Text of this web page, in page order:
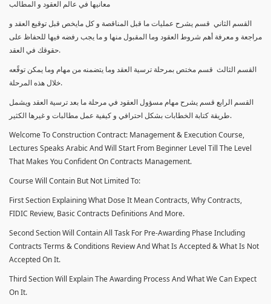
معانيها في عالم العقود و المطالب
القسم الثاني قسم يشرح عمليات ما قبل المناقصة و كل مايخص قبل توقيع العقد و
مراجعة و معرفة أهم شروط العقود وما المقبول منها و ما يجب رفضه فيها للحفاظ على
حقوقك في العقد.
القسم الثالث قسم مختص بمرحلة ترسية العقد وما يتضمنه من مهام وما يمكن توقًعه
خلال هذه المرحلة.
القسم الرابع قسم يشرح مهام مسؤول العقود في مرحلة ما بعد ترسية العقد ويشمل
طريقة كتابة الخطابات بشكل احترافي و كيفية عمل مطالبات و غيرها الكثير.
Welcome To Construction Contract: Management & Execution Course,
Lectures Speaks Arabic And Will Start From Beginner Level Till The Level
That Makes You Confident On Contracts Management.
Course Will Contain But Not Limited To:
First Section Explaining What Dose It Mean Contracts, Why Contracts,
FIDIC Review, Basic Contracts Definitions And More.
Second Section Will Contain All Task For Pre-Awarding Phase Including
Contracts Terms & Conditions Review And What Is Accepted & What Is Not
Accepted On It.
Third Section Will Explain The Awarding Process And What We Can Expect
On It.